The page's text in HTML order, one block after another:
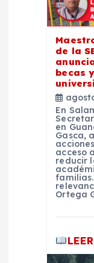
de la
becas
En
en
Gasca,
acceso
reducir
Ortega